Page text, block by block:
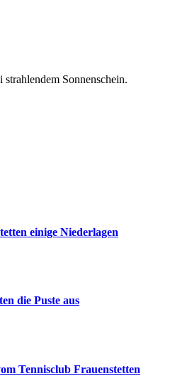
Sonnenschein.
einige Niederlagen
die Puste aus
Tennisclub Frauenstetten